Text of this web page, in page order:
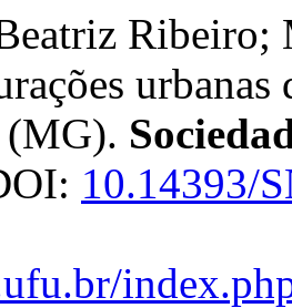
Ribeiro;
(MG).
10.14393/